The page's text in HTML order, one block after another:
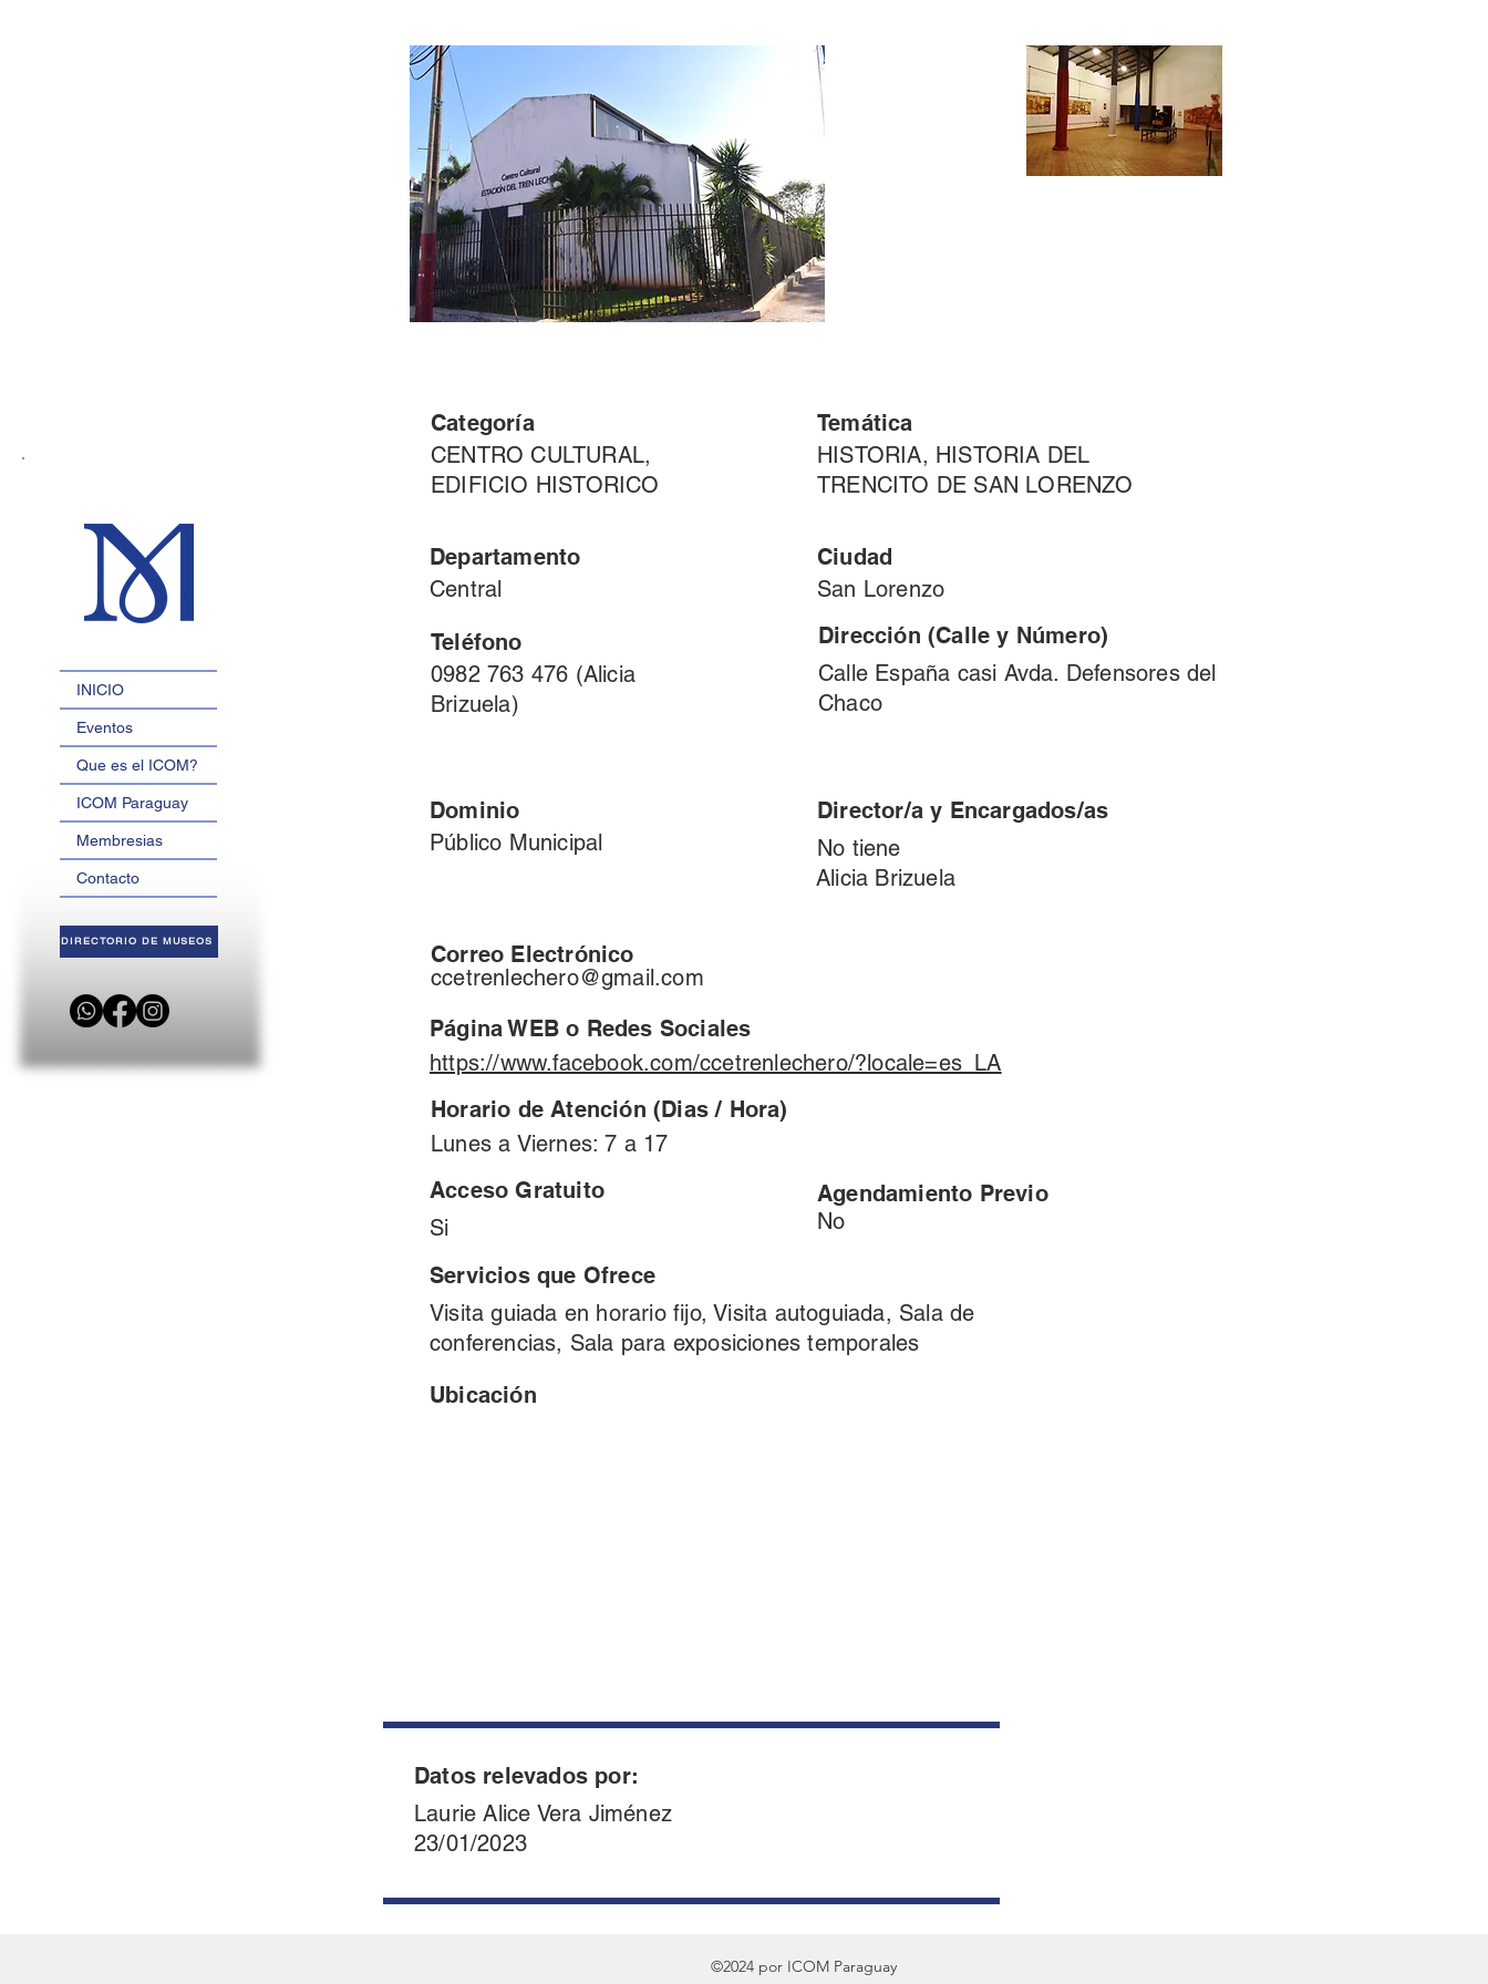
INICIO
Eventos
Que es el ICOM?
ICOM Paraguay
Membresias
Contacto
DIRECTORIO DE MUSEOS
Categoría
CENTRO CULTURAL,
EDIFICIO HISTORICO
Temática
HISTORIA, HISTORIA DEL
TRENCITO DE SAN LORENZO
Departamento
Central
Teléfono
0982 763 476 (Alicia
Brizuela)
Ciudad
San Lorenzo
Dirección (Calle y Número)
Calle España casi Avda. Defensores del
Chaco
Dominio
Público Municipal
Director/a y Encargados/as
No tiene
Alicia Brizuela
Correo Electrónico
ccetrenlechero@gmail.com
Página WEB o Redes Sociales
https://www.facebook.com/ccetrenlechero/?locale=es_LA
Horario de Atención (Dias / Hora)
Lunes a Viernes: 7 a 17
Acceso Gratuito
Si
Agendamiento Previo
No
Servicios que Ofrece
Visita guiada en horario fijo, Visita autoguiada, Sala de
conferencias, Sala para exposiciones temporales
Ubicación
Datos relevados por:
Laurie Alice Vera Jiménez
23/01/2023
©2024 por ICOM Paraguay